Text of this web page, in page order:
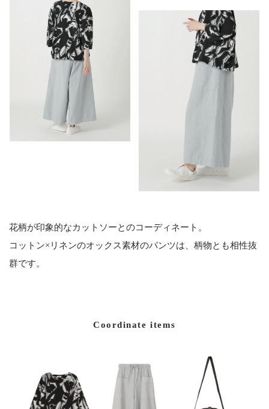
花柄が印象的なカットソーとのコーディネート。
コットン×リネンのオックス素材のパンツは、柄物とも相性抜
群です。
Coordinate items